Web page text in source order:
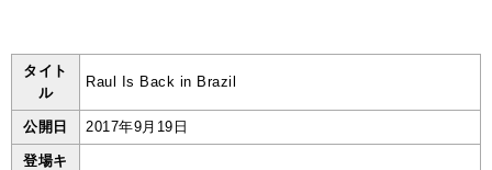
タイト
ル
Raul Is Back in Brazil
公開日 2017年9月19日
登場キ